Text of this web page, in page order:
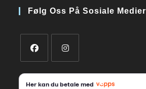
tab new
a
Følg Oss På Sosiale Medier
in
in